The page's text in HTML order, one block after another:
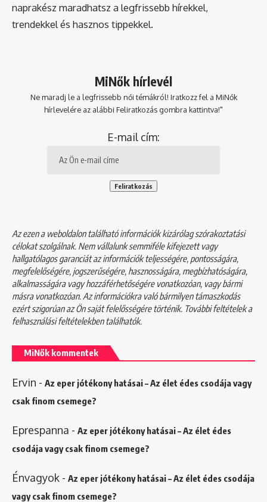
naprakész maradhatsz a legfrissebb hírekkel,
trendekkel és hasznos tippekkel.
MiNők hírlevél
Ne maradj le a legfrissebb női témákról! Iratkozz fel a MiNők
hírlevelére az alábbi Feliratkozás gombra kattintva!"
E-mail cím:
Az ezen a weboldalon található információk kizárólag szórakoztatási
célokat szolgálnak. Nem vállalunk semmiféle kifejezett vagy
hallgatólagos garanciát az információk teljességére, pontosságára,
megfelelőségére, jogszerűségére, hasznosságára, megbízhatóságára,
alkalmasságára vagy hozzáférhetőségére vonatkozóan, vagy bármi
másra vonatkozóan. Az információkra való bármilyen támaszkodás
ezért szigorúan az Ön saját felelősségére történik. További feltételek a
felhasználási feltételekbentalálhatók.
MiNők kommentek
Ervin - Az eper jótékony hatásai – Az élet édes csodája vagy
csak finom csemege?
Eprespanna - Az eper jótékony hatásai – Az élet édes
csodája vagy csak finom csemege?
Énvagyok - Az eper jótékony hatásai – Az élet édes csodája
vagy csak finom csemege?